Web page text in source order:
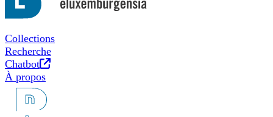
Collections
Recherche
Chatbot
Nouvel onglet
À propos